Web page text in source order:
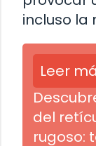
incluso la
Leer
del
rugoso: